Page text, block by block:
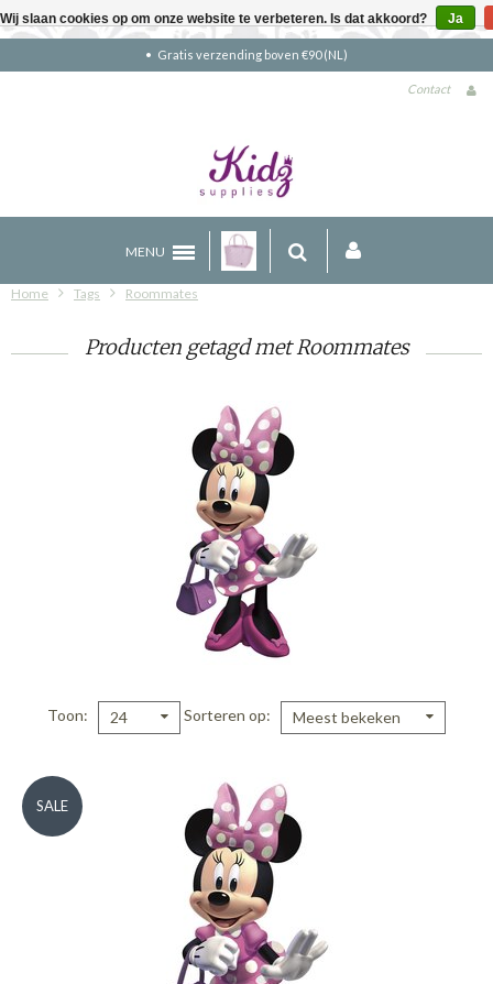
Gratis verzending boven €90 (NL)
Contact
MENU
Home Tags Roommates
Producten getagd met Roommates
Toon 24 Sorteren op Meest bekeken
SALE
Wij slaan cookies op om onze website te verbeteren. Is dat akkoord? Ja